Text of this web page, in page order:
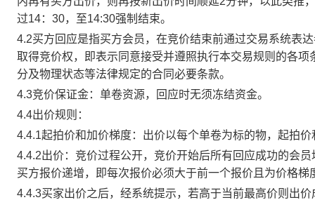
过14：30，至14:30强制结束。
4.2买方回应是指买方会员，在竞价结束前通过交易系统表
取得竞价权，即表示同意接受并遵照执行本交易规则的各
分及物理状态等法律规定的合同必要条款。
4.3竞价保证金：单卷资源，回应时无须冻结资金。
4.4出价规则：
4.4.1起拍价和加价梯度：出价以每个单卷为标的物，起拍
4.4.2出价：竞价过程公开，竞价开始后所有回应成功的会
买方报价递增，即每次报价必须大于前一个报价且为价格
4.4.3买家出价之后，经系统提示，若高于当前最高价则出